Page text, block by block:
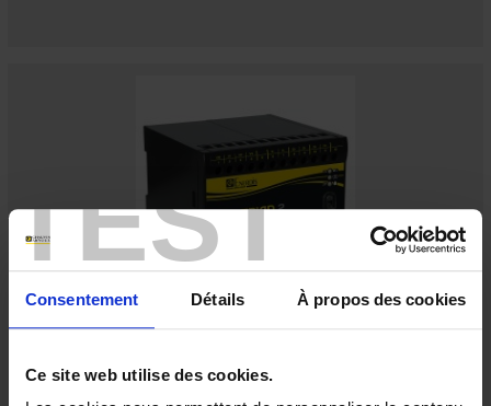
TEST
Consentement Détails À propos des cookies
Ce site web utilise des cookies.
Hilfsstromversorgung 19 bis 58 V DC